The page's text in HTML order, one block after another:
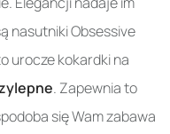
nasutniki Obsessive
urocze kokardki na
. Zapewnia to
się Wam zabawa